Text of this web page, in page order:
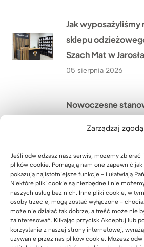
Zarządzaj zgodą
Jeśli odwiedzasz nasz serwis, możemy
plików cookie. Pomagają nam one zapewnić
pokazują najistotniejsze funkcje - i ułatwiają
Niektóre pliki cookie są niezbędne i nie
naszych usług bez nich. Inne pliki cookie, w
osoby trzecie, mogą zostać wyłączone -
może nie działać tak dobrze, a treść może nie
zainteresowań. Klikając przycisk Akceptuj lub
korzystanie z naszej strony internetowej,
używanie przez nas plików cookie. Możesz
Jak wyposażyliśmy
sklepu
Szach Mat w
05 sierpnia 2026
Nowoczesne
Dąbek w Opatowie
Wrocławia
04 sierpnia 2026
Komoda biurowa
Przyszowic
03 sierpnia 2026